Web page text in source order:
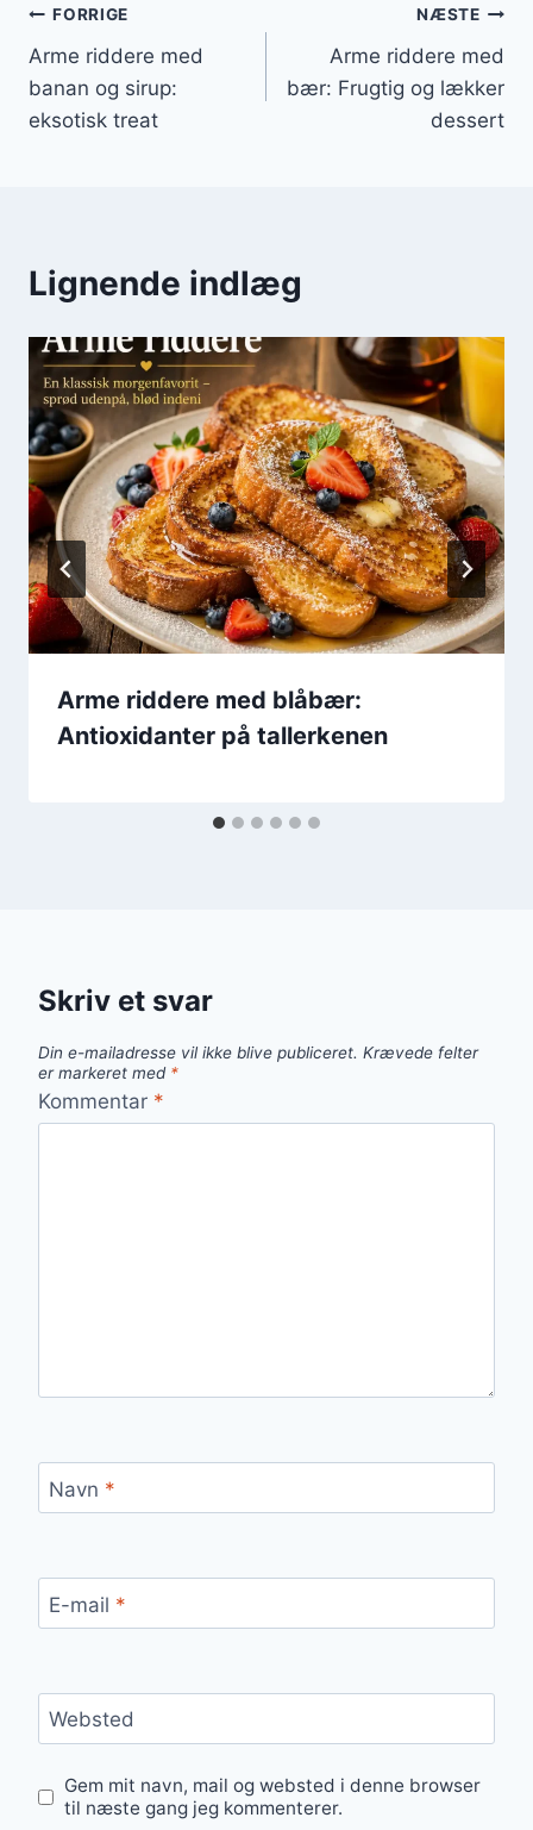
Indlægsnavigation
FORRIGE
Arme riddere med
banan og sirup:
eksotisk treat
NÆSTE
Arme riddere med
bær: Frugtig og lækker
dessert
Lignende indlæg
Arme riddere med blåbær:
Antioxidanter på tallerkenen
Skriv et svar
Din e-mailadresse vil ikke blive publiceret. Krævede felter
er markeret med *
Kommentar *
Navn *
E-mail *
Websted
Gem mit navn, mail og websted i denne browser
til næste gang jeg kommenterer.